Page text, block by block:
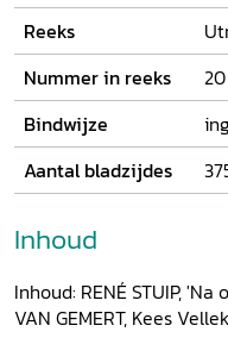
Reeks
Nummer in reeks
20
Bindwijze
Aantal bladzijdes
Inhoud
Inhoud: RENÉ STUIP,
VAN GEMERT, Kees